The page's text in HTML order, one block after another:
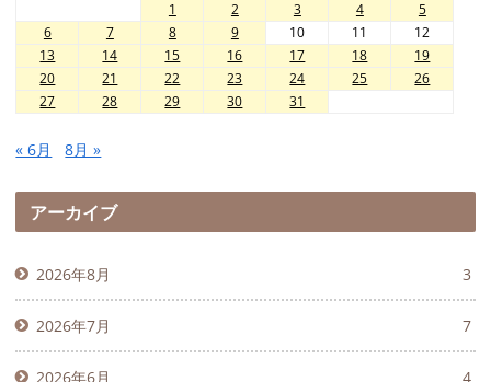
1
2 3 4
5
6
7 8 9 10 11
12
13
14 15 16 17 18
19
20
21 22 23 24 25
26
27
28 29 30 31
« 6月 8月 »
アーカイブ
2026年8月 3
2026年7月 7
2026年6月 4